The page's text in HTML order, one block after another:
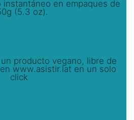
instantáneo en empaques de
(5.3 oz).
producto vegano, libre de
www.asistir.lat en un solo
click